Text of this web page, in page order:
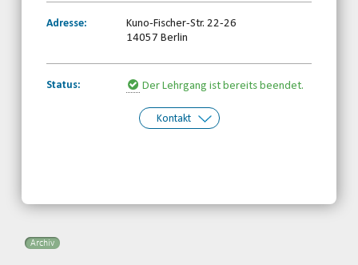
Adresse:
Kuno-Fischer-Str. 22-26
14057 Berlin
Status: Der Lehrgang ist bereits beendet.
Kontakt
Archiv